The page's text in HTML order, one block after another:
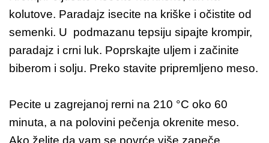
kolutove. Paradajz isecite na kriške i očistite od
semenki. U podmazanu tepsiju sipajte krompir,
paradajz i crni luk. Poprskajte uljem i začinite
biberom i solju. Preko stavite pripremljeno meso.
Pecite u zagrejanoj rerni na 210 °C oko 60
minuta, a na polovini pečenja okrenite meso.
Ako želite da vam se povrće više zapeče,